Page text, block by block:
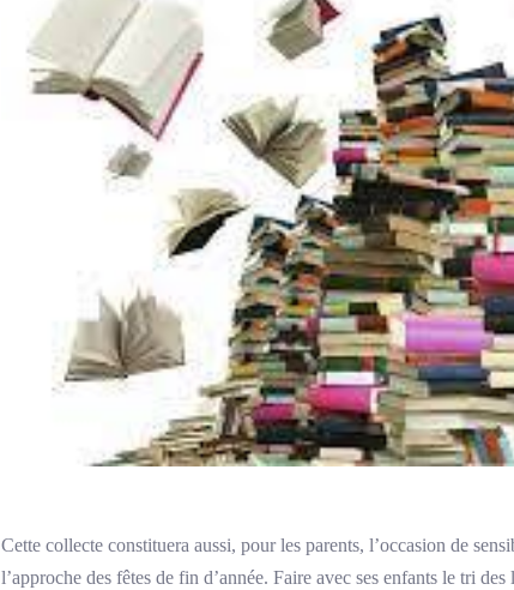
Cette collecte constituera aussi, pour les parents, l’occasion de
l’approche des fêtes de fin d’année. Faire avec ses enfants le tri